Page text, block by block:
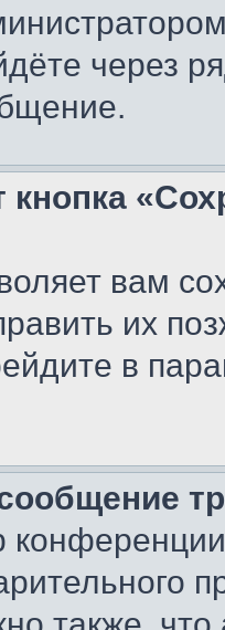
через
кнопка
вам
их
в